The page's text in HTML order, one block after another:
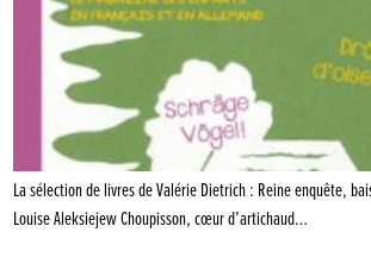
La sélection de livres de Valérie Dietrich : Reine enquête,
Louise Aleksiejew Choupisson, cœur d’artichaud…